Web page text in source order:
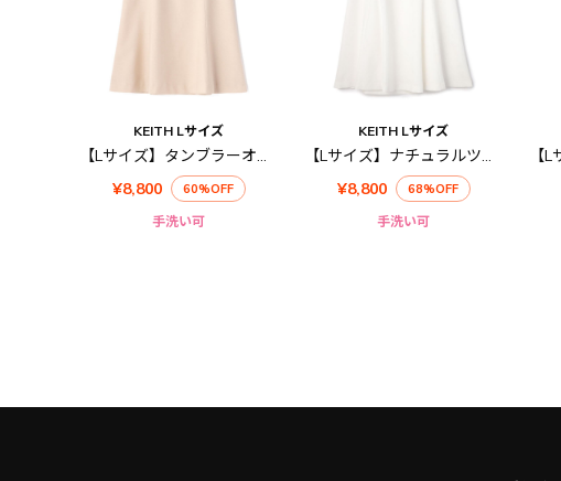
KEITH Lサイズ
【Lサイズ】タンブラーオックススカート
¥8,800
60%OFF
手洗い可
KEITH Lサイズ
【Lサイズ】ナチュラルツイルスカート
¥8,800
68%OFF
手洗い可